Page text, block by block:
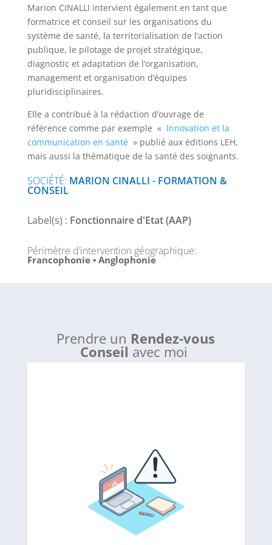
Marion CINALLI intervient également en tant que
formatrice et conseil sur les organisations du
système de santé, la territorialisation de l’action
publique, le pilotage de projet stratégique,
diagnostic et adaptation de l’organisation,
management et organisation d’équipes
pluridisciplinaires.
Elle a contribué à la rédaction d’ouvrage de
référence comme par exemple « Innovation et la
communication en santé» publié aux éditions LEH,
mais aussi la thématique de la santé des soignants.
SOCIÉTÉ: MARION CINALLI - FORMATION &
CONSEIL
Label(s) : Fonctionnaire d'Etat (AAP)
Périmètre d’intervention géographique:
Francophonie ▪ Anglophonie
Prendre un Rendez-vous
Conseil avec moi